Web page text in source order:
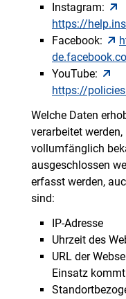
Instagram:
https://
Facebook:
YouTube:
https://
Welche Daten
verarbeitet
vollumfänglich
ausgeschlossen
erfasst werden,
sind:
IP-Adresse
Uhrzeit des
URL der
Einsatz kommt